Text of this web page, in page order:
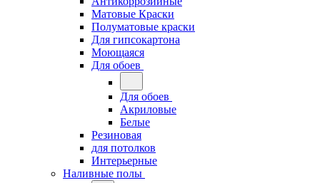
Матовые Краски
Полуматовые краски
Для гипсокартона
Моющаяся
Для обоев
Для обоев
Акриловые
Белые
Резиновая
для потолков
Интерьерные
Наливные полы